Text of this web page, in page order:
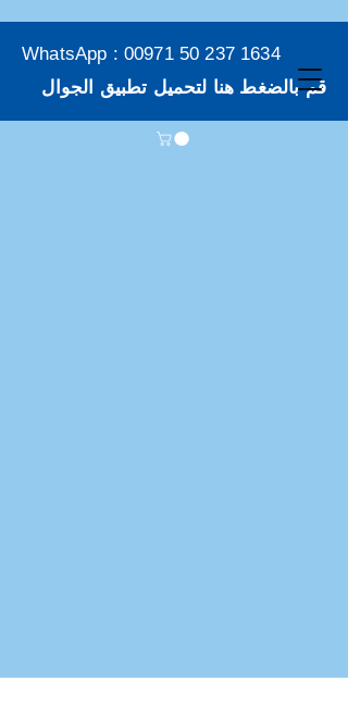
WhatsApp : 00971 50 237 1634
قم بالضغط هنا لتحميل تطبيق الجوال